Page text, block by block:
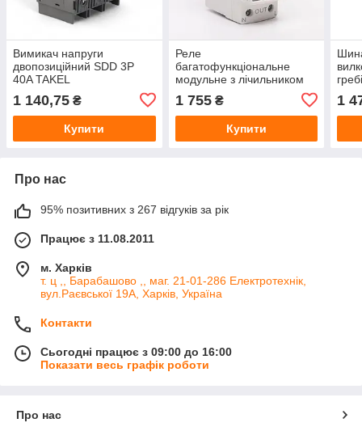
Вимикач напруги
двопозиційний SDD 3P
40A TAKEL
1 140,75 ₴
Купити
Реле
багатофункціональне
модульне з лічильником
керув. WRD35-1 TAKEL
1 755₴
Купити
1
Про нас
95% позитивних з 267 відгуків за рік
Працює з 11.08.2011
м. Харків
т. ц ,, Барабашово ,, маг. 21-01-286 Електротехнік,
вул.Раєвської 19А, Харків, Україна
Контакти
Сьогодні працює з 09:00 до 16:00
Показати весь графік роботи
Про нас